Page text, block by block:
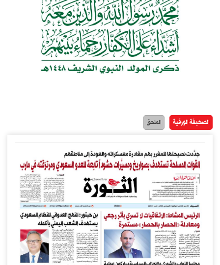
الصحيفة الورقية الملحق